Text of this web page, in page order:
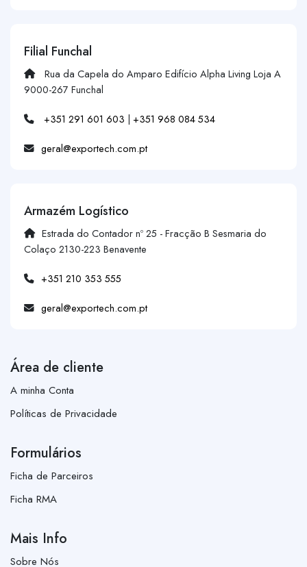
Filial Funchal
Rua da Capela do Amparo Edifício Alpha Living Loja A
9000-267 Funchal
+351 291 601 603 | +351 968 084 534
geral@exportech.com.pt
Armazém Logístico
Estrada do Contador nº 25 - Fracção B Sesmaria do
Colaço 2130-223 Benavente
+351 210 353 555
geral@exportech.com.pt
Área de cliente
A minha Conta
Políticas de Privacidade
Formulários
Ficha de Parceiros
Ficha RMA
Mais Info
Sobre Nós